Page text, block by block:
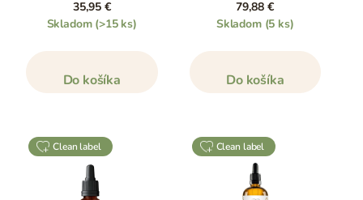
35,95 €
Skladom (>15 ks)
Do košíka
79,88 €
Skladom (5 ks)
Do košíka
clean label clean label